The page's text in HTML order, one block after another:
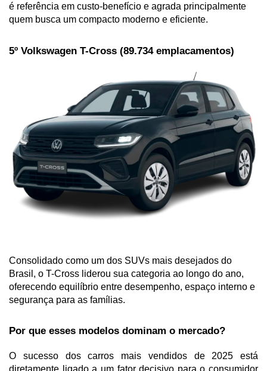
é referência em custo-benefício e agrada principalmente
quem busca um compacto moderno e eficiente.
5º Volkswagen T-Cross (89.734 emplacamentos)
Consolidado como um dos SUVs mais desejados do
Brasil, o T-Cross liderou sua categoria ao longo do ano,
oferecendo equilíbrio entre desempenho, espaço interno e
segurança para as famílias.
Por que esses modelos dominam o mercado?
O sucesso dos carros mais vendidos de 2025 está